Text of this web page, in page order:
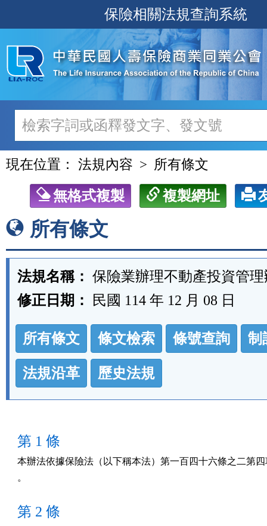
至
主
內
容
保險相關法規查詢系統
現在位置： 法規內容 所有條文
無格式複製 複製網址
所有條文
法規名稱： 保險業辦理不動產投資管
修正日期：
民國 114 年 12 月 08 日
法
規
功
能
按
區
所有條文 條文檢索 條號查詢 制
法規沿革 歷史法規
第 1 條
本辦法依據保險法（以下稱本法）第一百四十六條之二第
。
第 2 條